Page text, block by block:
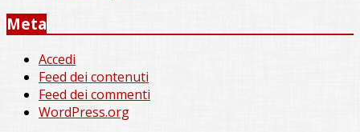
Meta
Accedi
Feed dei contenuti
Feed dei commenti
WordPress.org